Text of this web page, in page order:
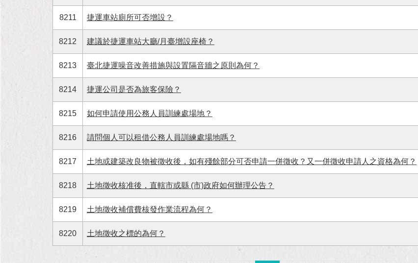
8211 捷運車站廁所可否增設？
8212 建議於捷運車站大廳/月臺增設座椅？
8213 臺北捷運噪音改善措施與設置隔音牆之原則為何？
8214 捷運公司是否為旅客保險？
8215 如何申請使用公務人員訓練處場地？
8216 請問個人可以租借公務人員訓練處場地嗎？
8217 土地或建築改良物被徵收後，如有殘餘部分可否申請一併徵收？又一併徵收申請人之資格為何？
8218 土地徵收核准後，直轄市或縣 (市)政府如何辦理公告？
8219 土地徵收補償費核發作業流程為何？
8220 土地徵收之標的為何？